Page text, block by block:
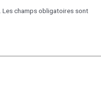
Les champs obligatoires sont